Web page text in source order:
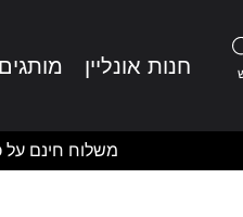
חנות אונליין מותגים
משלוח חינם על